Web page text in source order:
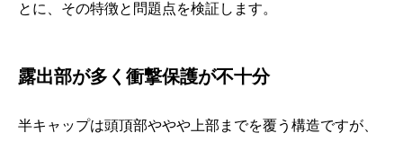
とに、その特徴と問題点を検証します。
露出部が多く衝撃保護が不十分
半キャップは頭頂部ややや上部までを覆う構造ですが、